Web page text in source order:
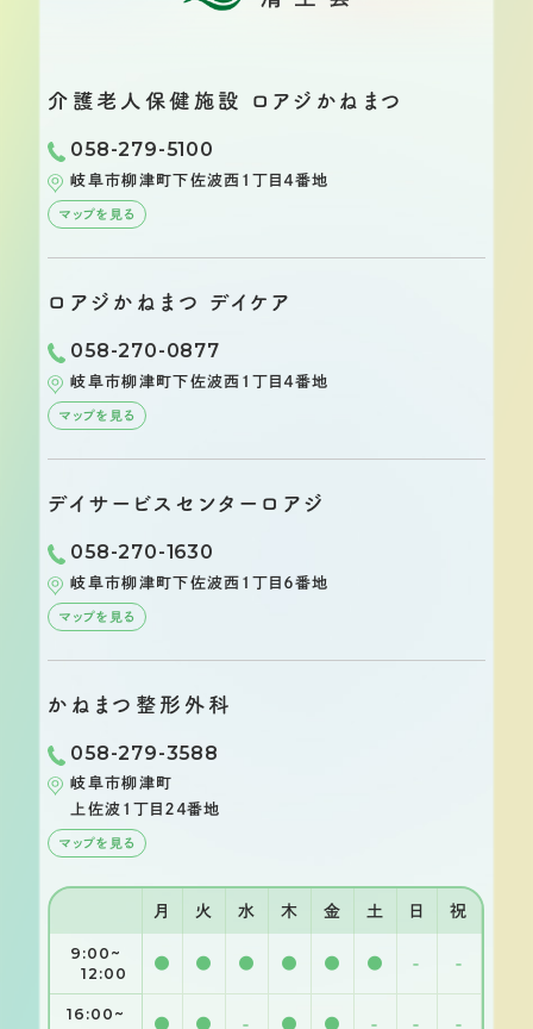
介護老人保健施設 ロアジかねまつ
058-279-5100
岐阜市柳津町下佐波西１丁目４番地
マップを見る
ロアジかねまつ デイケア
058-270-0877
岐阜市柳津町下佐波西１丁目４番地
マップを見る
デイサービスセンター ロアジ
058-270-1630
岐阜市柳津町下佐波西１丁目６番地
マップを見る
かねまつ整形外科
058-279-3588
岐阜市柳津町
上佐波１丁目２４番地
マップを見る
月 火 水 木 金 土 日 祝
9:00~
12:00
● ● ● ● ● ● - -
16:00~
● ● - ● ● - - -